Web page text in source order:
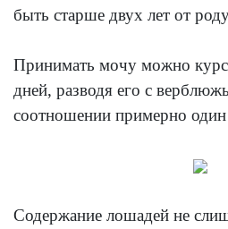
быть старше двух лет от
Принимать мочу можно
дней, разводя его с
соотношении примерно один
Содержание лошадей не